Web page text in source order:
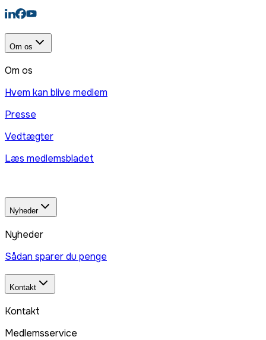
Om os
Om os
Hvem kan blive medlem
Presse
Vedtægter
Læs medlemsbladet
Nyheder
Nyheder
Sådan sparer du penge
Kontakt
Kontakt
Medlemsservice